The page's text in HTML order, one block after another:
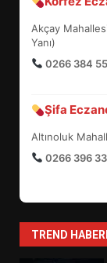
Akçay
Yanı)
0266 384
Şifa
Altınoluk
0266 396
TREND
6
7
1